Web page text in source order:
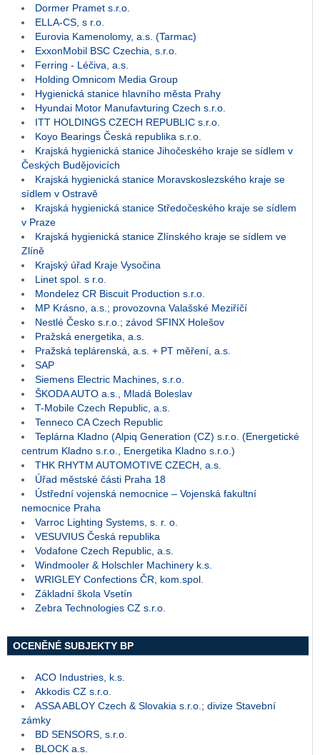
Dormer Pramet s.r.o.
ELLA-CS, s r.o.
Eurovia Kamenolomy, a.s. (Tarmac)
ExxonMobil BSC Czechia, s.r.o.
Ferring - Léčiva, a.s.
Holding Omnicom Media Group
Hygienická stanice hlavního města Prahy
Hyundai Motor Manufavturing Czech s.r.o.
ITT HOLDINGS CZECH REPUBLIC s.r.o.
Koyo Bearings Česká republika s.r.o.
Krajská hygienická stanice Jihočeského kraje se sídlem v
Českých Budějovicích
Krajská hygienická stanice Moravskoslezského kraje se
sídlem v Ostravě
Krajská hygienická stanice Středočeského kraje se sídlem
v Praze
Krajská hygienická stanice Zlínského kraje se sídlem ve
Zlíně
Krajský úřad Kraje Vysočina
Linet spol. s r.o.
Mondelez CR Biscuit Production s.r.o.
MP Krásno, a.s.; provozovna Valašské Meziříčí
Nestlé Česko s.r.o.; závod SFINX Holešov
Pražská energetika, a.s.
Pražská teplárenská, a.s. + PT měření, a.s.
SAP
Siemens Electric Machines, s.r.o.
ŠKODA AUTO a.s., Mladá Boleslav
T-Mobile Czech Republic, a.s.
Tenneco CA Czech Republic
Teplárna Kladno (Alpiq Generation (CZ) s.r.o. (Energetické
centrum Kladno s.r.o., Energetika Kladno s.r.o.)
THK RHYTM AUTOMOTIVE CZECH, a.s.
Úřad městské části Praha 18
Ústřední vojenská nemocnice – Vojenská fakultní
nemocnice Praha
Varroc Lighting Systems, s. r. o.
VESUVIUS Česká republika
Vodafone Czech Republic, a.s.
Windmooler & Holschler Machinery k.s.
WRIGLEY Confections ČR, kom.spol.
Základní škola Vsetín
Zebra Technologies CZ s.r.o.
OCENĚNÉ SUBJEKTY BP
ACO Industries, k.s.
Akkodis CZ s.r.o.
ASSA ABLOY Czech & Slovakia s.r.o.; divize Stavební
zámky
BD SENSORS, s.r.o.
BLOCK a.s.